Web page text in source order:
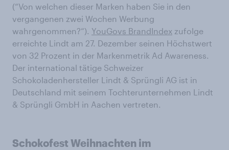
(“Von welchen dieser Marken haben Sie in den
vergangenen zwei Wochen Werbung
wahrgenommen?“). YouGovs BrandIndex zufolge
erreichte Lindt am 27. Dezember seinen Höchstwert
von 32 Prozent in der Markenmetrik Ad Awareness.
Der international tätige Schweizer
Schokoladenhersteller Lindt & Sprüngli AG ist in
Deutschland mit seinem Tochterunternehmen Lindt
& Sprüngli GmbH in Aachen vertreten.
Schokofest Weihnachten im